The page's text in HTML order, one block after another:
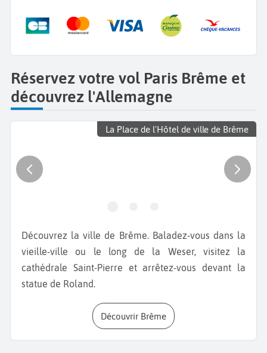
Réservez votre vol Paris Brême et
découvrez l'Allemagne
La Place de l'Hôtel de ville de Brême
Découvrez la ville de Brême. Baladez-vous dans la
vieille-ville ou le long de la Weser, visitez la
cathédrale Saint-Pierre et arrêtez-vous devant la
statue de Roland.
Découvrir Brême